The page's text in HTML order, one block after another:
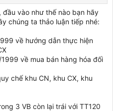
đầu vào như thế nào bạn hãy
chúng ta thảo luận tiếp nhé:
về hướng dẫn thực hiện
về mua bán hàng hóa đối
chế khu CN, khu CX, khu
3 VB còn lại trái với TT120